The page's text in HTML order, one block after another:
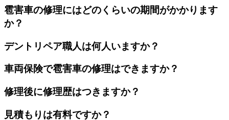
雹害車の修理にはどのくらいの期間がかかります
か？
デントリペア職人は何人いますか？
車両保険で雹害車の修理はできますか？
修理後に修理歴はつきますか？
見積もりは有料ですか？